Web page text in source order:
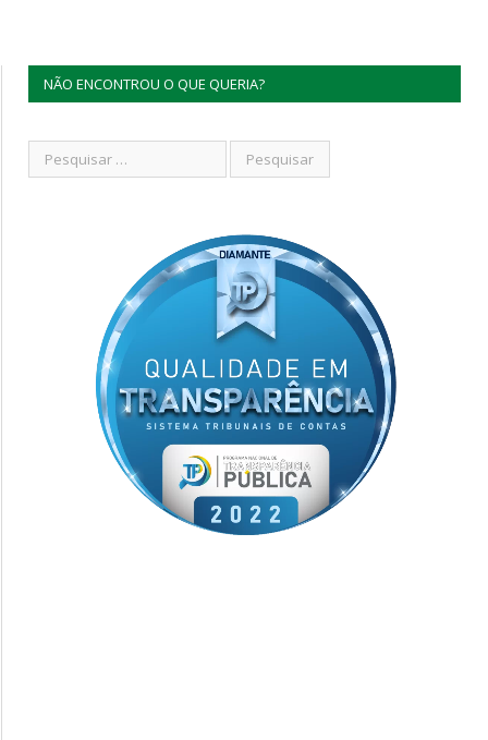
NÃO ENCONTROU O QUE QUERIA?